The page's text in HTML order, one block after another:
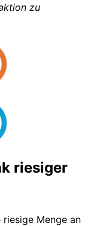
zu
riesiger
Menge an